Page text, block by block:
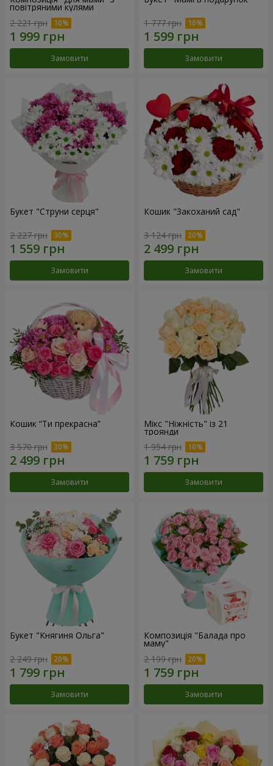
повітряними кулями
2 221 грн
Замовити
1 777 грн
Замовити
Букет "Струни серця"
2 227 грн
Замовити
Кошик "Закоханий сад"
3 124 грн
Замовити
Кошик “Ти прекрасна”
3 570 грн
Замовити
Мікс "Ніжність" із 21
троянди
1 954 грн
Замовити
Букет "Княгиня Ольга"
2 249 грн
Замовити
Композиція "Балада про
маму"
2 199 грн
Замовити